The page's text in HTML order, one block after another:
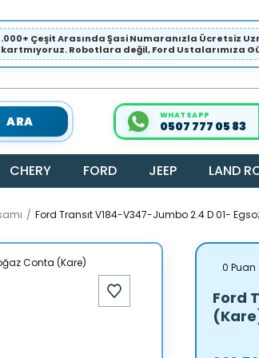
Çeşit Arasında Şasi Numaranızla Ücretsiz
Robotlara değil, Ford Ustalarımıza
ARA WHATSAPP
0507 777 05 83
CHERY FORD JEEP LAND
Ford Transıt V184-V347-Jumbo 2.4 D 01-
0 Puan
Ford